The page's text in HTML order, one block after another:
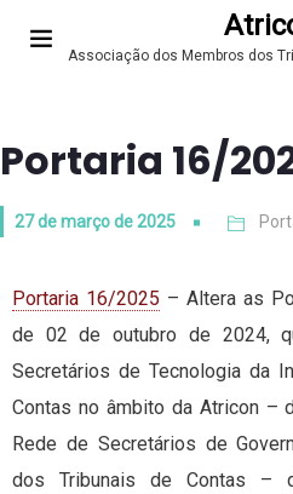
Associação dos Membros dos
Portaria 16/
27 de março de 2025
Portaria 16/2025 – Altera as
de 02 de outubro de 2024,
Secretários de Tecnologia da
Contas no âmbito da Atricon –
Rede de Secretários de
dos Tribunais de Contas –